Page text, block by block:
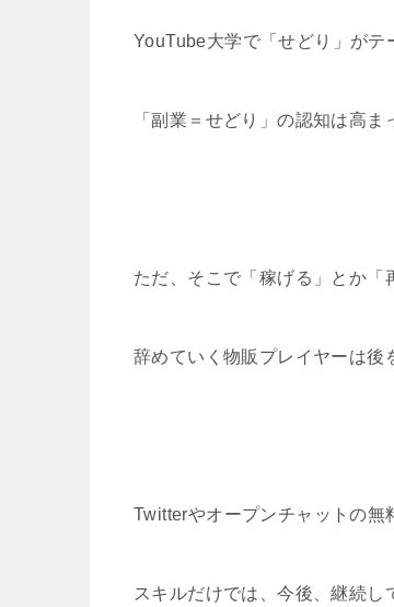
YouTube大学で「せどり」が
「副業＝せどり」の認知は高ま
ただ、そこで「稼げる」とか「
辞めていく物販プレイヤーは後
Twitterやオープンチャットの無
スキルだけでは、今後、継続し